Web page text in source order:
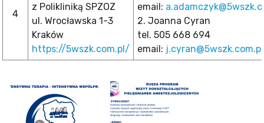
4
z Polikliniką SPZOZ
ul. Wrocławska 1-3
Kraków
https://5wszk.com.pl/
email:
2. Joanna Cyran
tel. 505 668 694
email: j.cyran@5wszk.com.pl